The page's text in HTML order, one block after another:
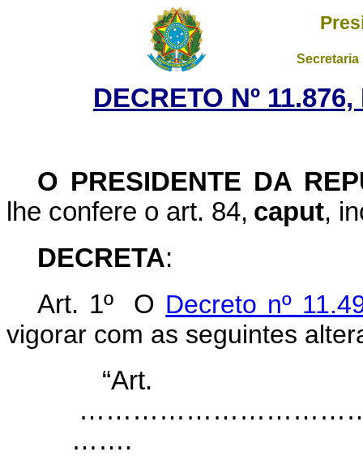
DECRETO Nº
O PRESIDENTE DA
lhe confere o art. 84, caput,
DECRETA:
Art. 1º O Decreto nº
vigorar com as seguintes
…….